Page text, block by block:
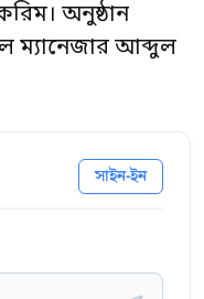
অনুষ্ঠান
ম্যানেজার আব্দুল
সাইন-ইন